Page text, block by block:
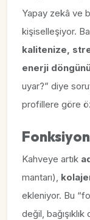
Yapay zekâ ve
kişiselleşiyor.
kalitenize,
enerji
uyar?” diye
profillere göre
Kahveye artık
mantarı),
ekleniyor. Bu
değil,